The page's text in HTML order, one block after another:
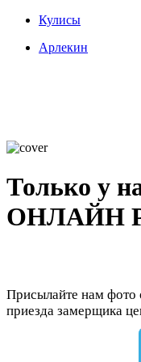
Кулисы
Арлекин
Только у
ОНЛАЙН
Присылайте нам фото
приезда замерщика